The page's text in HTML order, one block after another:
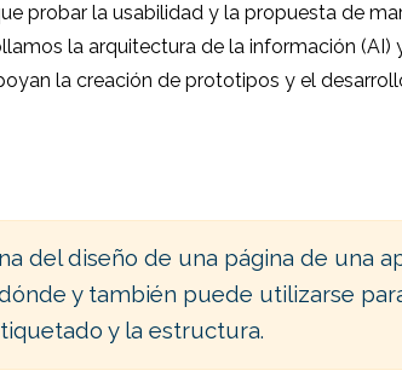
probar la usabilidad y la propuesta de
la arquitectura de la información (AI)
la creación de prototipos y el
del diseño de una página de una
y también puede utilizarse
y la estructura.